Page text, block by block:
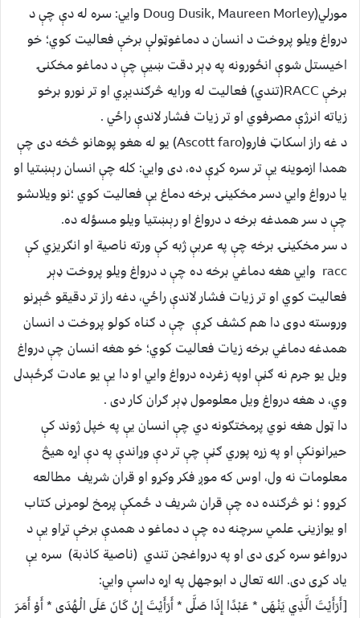
مورلي(Doug Dusik, Maureen Morley وايي: سره له دې چې د
درواغ ويلو پروخت د انسان د دماغوټولې برخې فعاليت کوي؛ خو
اخيستل شوې انځورونه په ډېر دقت ښيې چې د دماغو مخکنۍ
برخې RACC(تندي) فعاليت له ورايه څرګنديږي او تر نورو برخو
زياته انرژې مصرفوي او تر زيات فشار لاندې راځي .
د غه راز اسکاټ فارو(Ascott faro) يو له هغو پوهانو څخه دى چې
همدا ازموينه يې تر سره کړې ده، دى وايي: کله چې انسان رېښتيا او
يا درواغ وايي دسر مخکينۍ برخه دماغ يې فعاليت کوي ؛نو ويلاىشو
چې د سر همدغه برخه د درواغ او رېښتيا ويلو مسؤله ده.
د سر مخکينۍ برخه چې په عربې ژبه کې ورته ناصية او انګريزي کې
racc وايي هغه دماغي برخه ده چې د درواغ ويلو پروخت ډېر
فعاليت کوي او تر زيات فشار لاندې راځي، دغه راز تر دقيقو څېړنو
وروسته دوى دا هم کشف کړې چې د ګناه کولو پروخت د انسان
همدغه دماغي برخه زيات فعاليت کوي؛ خو هغه انسان چې درواغ
ويل يو جرم نه ګڼې اوپه زغرده درواغ وايي او دا يې يو عادت ګرځېدلى
وي، د هغه درواغ ويل معلومول ډېر ګران کار دى .
دا ټول هغه نوي پرمختګونه دي چې انسان يې په خپل ژوند کې
حيرانونکې او په زړه پوري ګڼې چې تر دې وړاندې په دې اړه هيڅ
معلومات نه ول، اوس که موږ فکر وکړو او قران شريف مطالعه
کړوو ؛ نو څرګنده ده چې قران شريف د ځمکې پرمخ لومړنى کتاب
او يوازينۍ علمي سرچنه ده چې د دماغو د همدې برخې تړاو يې د
درواغو سره کړى دى او په درواغجن تندي (ناصية کاذبة) سره يې
ياد کړى دى. الله تعالى د ابوجهل په اړه داسې وايي:
[أَرَأَيْتَ الَّذِي يَنْهَى * عَبْدًا إِذَا صَلَّى * أَرَأَيْتَ إِنْ كَانَ عَلَى الْهُدَى * أَوْ أَمَرَ